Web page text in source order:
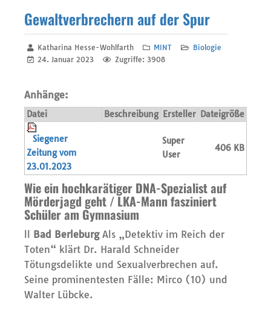
Gewaltverbrechern auf der Spur
Katharina Hesse-Wohlfarth MINT
Biologie
24. Januar 2023
Zugriffe: 3908
Anhänge:
Datei Beschreibung Ersteller Dateigröße
Siegener
Zeitung vom
23.01.2023
Super
User
406 KB
Wie ein hochkarätiger DNA-Spezialist auf
Mörderjagd geht / LKA-Mann fasziniert
Schüler am Gymnasium
Bad BerleburgAls „Detektiv im Reich der
Toten“ klärt Dr. Harald Schneider
Tötungsdelikte und Sexualverbrechen auf.
Seine prominentesten Fälle: Mirco (10) und
Walter Lübcke.